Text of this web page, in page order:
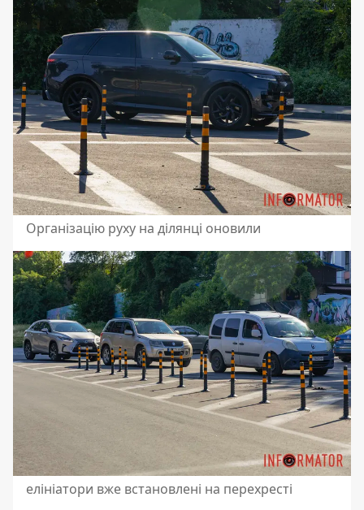
Організацію руху на ділянці оновили
елініатори вже встановлені на перехресті